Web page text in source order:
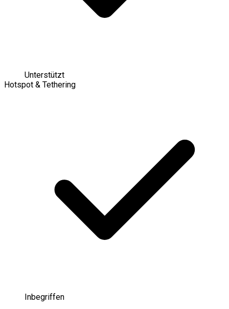
Unterstützt
Hotspot & Tethering
Inbegriffen